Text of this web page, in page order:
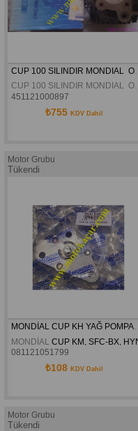
CUP 100 SILINDIR MONDIAL  ORJINAL
CUP 100 SILINDIR MONDIAL  ORJINAL
451121000897
₺755 KDV Dahil
Motor Grubu
Tükendi
MONDİAL CUP KH YAĞ POMPASI ORJİNAL
MONDİAL CUP KM, SFC-BX,
081121051799
₺108 KDV Dahil
Motor Grubu
Tükendi